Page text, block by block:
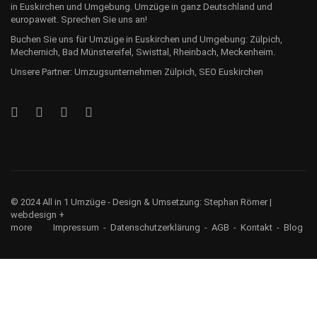
in Euskirchen und Umgebung. Umzüge in ganz Deutschland und
europaweit. Sprechen Sie uns an!
Buchen Sie uns für Umzüge in Euskirchen und Umgebung: Zülpich,
Mechernich, Bad Münstereifel, Swisttal, Rheinbach, Meckenheim.
Unsere Partner: Umzugsunternehmen Zülpich SEO Euskirchen
© 2024 All in 1 Umzüge - Design & Umsetzung: Stephan Römer |
webdesign +
more
Impressum - Datenschutzerklärung - AGB - Kontakt - Blog